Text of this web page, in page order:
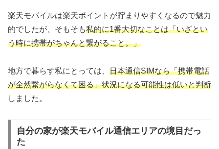
楽天モバイルは楽天ポイントが貯まりやすくなるので魅力
的でしたが、そもそも私的に1番大切なことは「いざとい
う時に携帯がちゃんと繋がること。」
地方で暮らす私にとっては、 日本通信SIMなら「携帯電話
が全然繋がらなくて困る」状況になる可能性は低いと判断
しました。
自分の家が楽天モバイル通信エリアの境目だっ
た